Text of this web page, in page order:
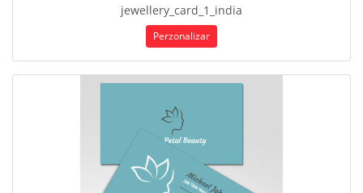
jewellery_card_1_india
Perzonalizar